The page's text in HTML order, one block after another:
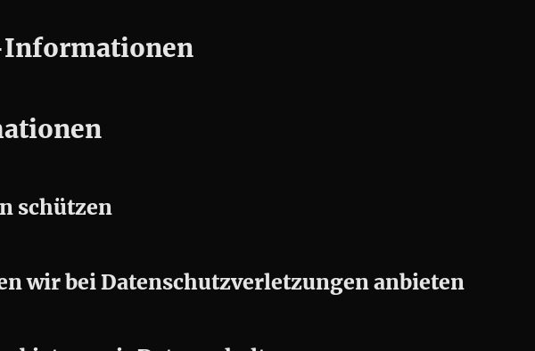
schützen
wir bei Datenschutzverletzungen anbieten